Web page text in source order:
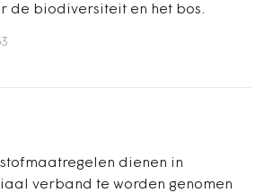
de biodiversiteit en het bos.
dienen in
verband te worden genomen